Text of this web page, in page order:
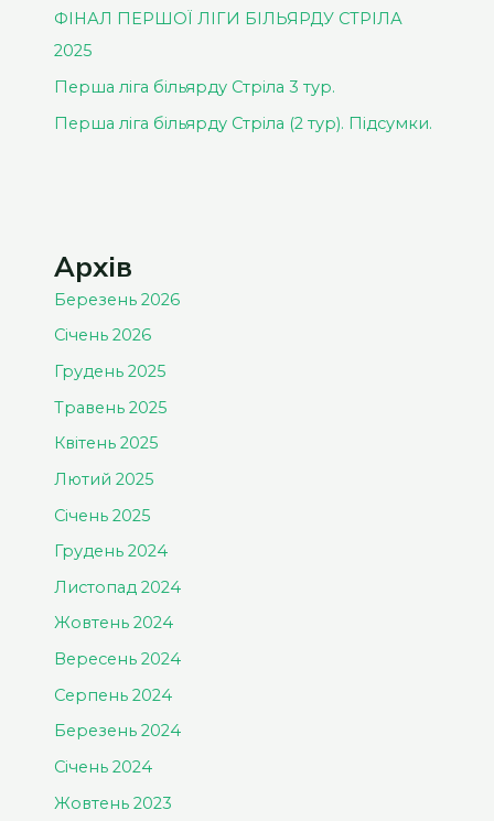
ФІНАЛ ПЕРШОЇ ЛІГИ БІЛЬЯРДУ СТРІЛА
2025
Перша ліга більярду Стріла 3 тур.
Перша ліга більярду Стріла (2 тур). Підсумки.
Архів
Березень 2026
Січень 2026
Грудень 2025
Травень 2025
Квітень 2025
Лютий 2025
Січень 2025
Грудень 2024
Листопад 2024
Жовтень 2024
Вересень 2024
Серпень 2024
Березень 2024
Січень 2024
Жовтень 2023